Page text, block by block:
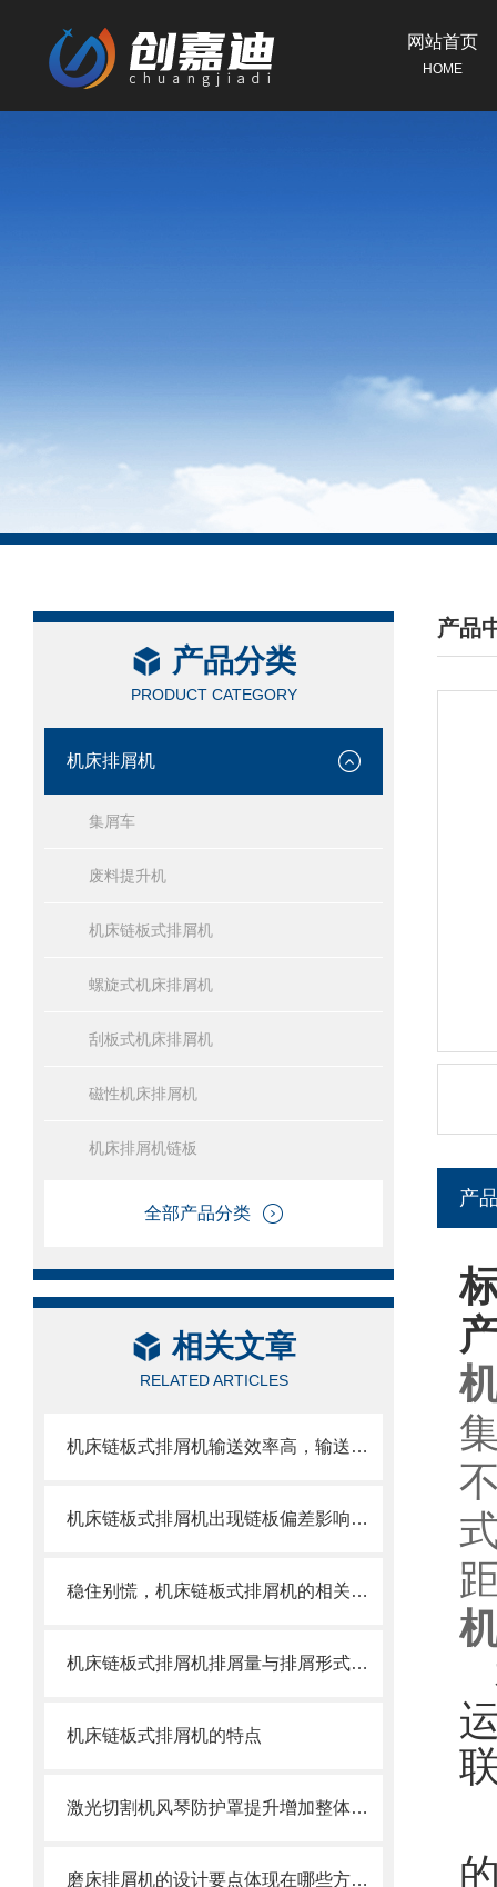
网站首页
HOME
产品分类
PRODUCT CATEGORY
机床排屑机
集屑车
废料提升机
机床链板式排屑机
螺旋式机床排屑机
刮板式机床排屑机
磁性机床排屑机
机床排屑机链板
全部产品分类
相关文章
RELATED ARTICLES
机床链板式排屑机输送效率高，输送速度选择范围大
机床链板式排屑机出现链板偏差影响效率了怎么办？
稳住别慌，机床链板式排屑机的相关信息马上来
机床链板式排屑机排屑量与排屑形式有很大关系
机床链板式排屑机的特点
激光切割机风琴防护罩提升增加整体机床的价值
磨床排屑机的设计要点体现在哪些方面？
产品
/
产